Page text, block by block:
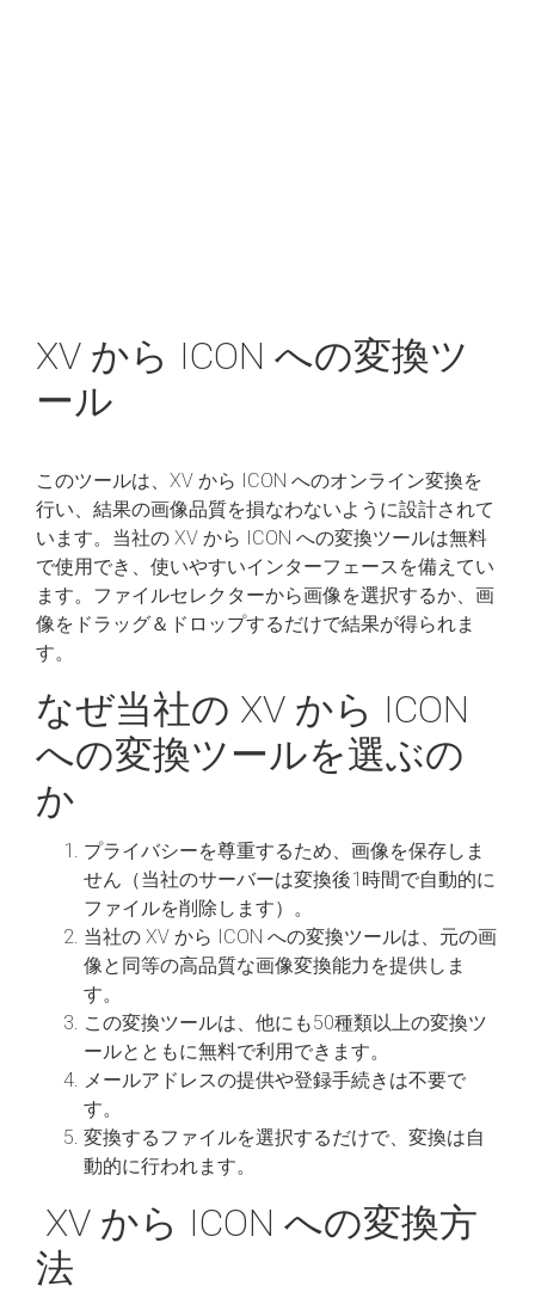
XV から ICON への変換ツ
ール
このツールは、XV から ICON へのオンライン変換を
行い、結果の画像品質を損なわないように設計されて
います。当社の XV から ICON への変換ツールは無料
で使用でき、使いやすいインターフェースを備えてい
ます。ファイルセレクターから画像を選択するか、画
像をドラッグ＆ドロップするだけで結果が得られま
す。
なぜ当社の XV から ICON
への変換ツールを選ぶの
か
プライバシーを尊重するため、画像を保存しま
せん（当社のサーバーは変換後1時間で自動的に
ファイルを削除します）。
当社の XV から ICON への変換ツールは、元の画
像と同等の高品質な画像変換能力を提供しま
す。
この変換ツールは、他にも50種類以上の変換ツ
ールとともに無料で利用できます。
メールアドレスの提供や登録手続きは不要で
す。
変換するファイルを選択するだけで、変換は自
動的に行われます。
XV から ICON への変換方
法